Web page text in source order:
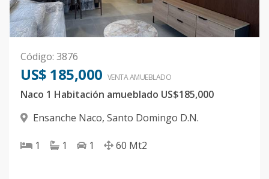
Código: 3876
US$ 185,000 VENTA AMUEBLADO
Naco 1 Habitación amueblado US$185,000
Ensanche Naco, Santo Domingo D.N.
1 1 1 60 Mt2